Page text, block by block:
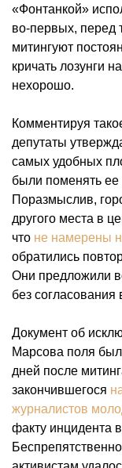
«Фонтанкой»
во-первых, перед
митингуют
кричать лозунги
нехорошо.
Комментируя
депутаты
самых удобных
были поменять ее
Поразмыслив,
другого места в
что не намерены
обратились
Они предложили
без согласования
Документ об
Марсова поля
дней после
закончившегося
журналистов
факту инцидента